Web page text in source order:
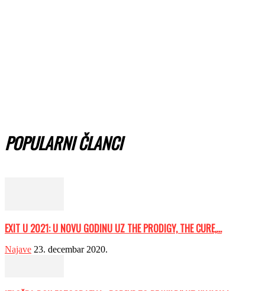
POPULARNI ČLANCI
EXIT U 2021: U NOVU GODINU UZ THE PRODIGY, THE CURE,...
Najave 23. decembar 2020.